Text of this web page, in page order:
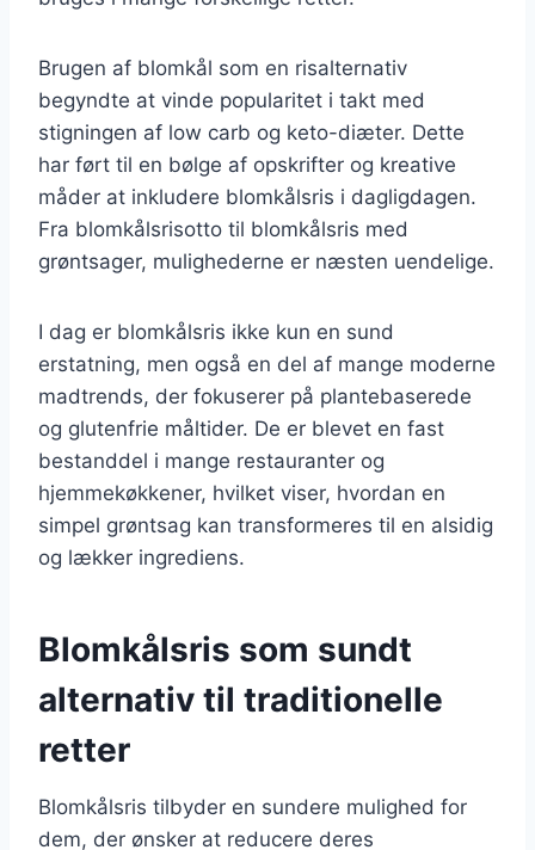
Brugen af blomkål som en risalternativ
begyndte at vinde popularitet i takt med
stigningen af low carb og keto-diæter. Dette
har ført til en bølge af opskrifter og kreative
måder at inkludere blomkålsris i dagligdagen.
Fra blomkålsrisotto til blomkålsris med
grøntsager, mulighederne er næsten uendelige.
I dag er blomkålsris ikke kun en sund
erstatning, men også en del af mange moderne
madtrends, der fokuserer på plantebaserede
og glutenfrie måltider. De er blevet en fast
bestanddel i mange restauranter og
hjemmekøkkener, hvilket viser, hvordan en
simpel grøntsag kan transformeres til en alsidig
og lækker ingrediens.
Blomkålsris som sundt
alternativ til traditionelle
retter
Blomkålsris tilbyder en sundere mulighed for
dem, der ønsker at reducere deres